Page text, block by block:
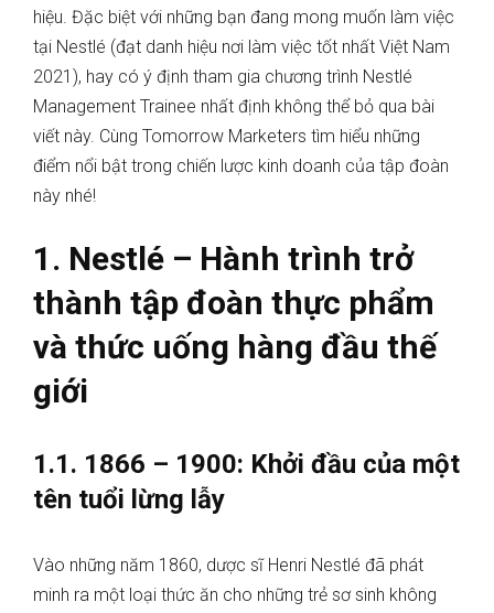
hiệu. Đặc biệt với những bạn đang mong muốn làm việc
tại Nestlé (đạt danh hiệu nơi làm việc tốt nhất Việt Nam
2021), hay có ý định tham gia chương trình Nestlé
Management Trainee nhất định không thể bỏ qua bài
viết này. Cùng Tomorrow Marketers tìm hiểu những
điểm nổi bật trong chiến lược kinh doanh của tập đoàn
này nhé!
1. Nestlé – Hành trình trở
thành tập đoàn thực phẩm
và thức uống hàng đầu thế
giới
1.1. 1866 – 1900: Khởi đầu của một
tên tuổi lừng lẫy
Vào những năm 1860, dược sĩ Henri Nestlé đã phát
minh ra một loại thức ăn cho những trẻ sơ sinh không